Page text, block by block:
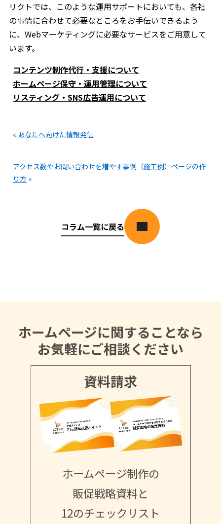
リクトでは、このような運用サポートにおいても、各社
の事情に合わせて必要なところをお手伝いできるよう
に、Webマーケティングに必要なサービスをご用意して
います。
コンテンツ制作代行・支援について
ホームページ保守・運用管理について
リスティング・SNS広告運用について
« あなたへ向けた情報発信
アクセス数やお問い合わせを増やす事例（施工例）ページの作
り方 »
コラム一覧に戻る
ホームページに関することなら
お気軽にご相談ください
資料請求
ホームページ制作の
販促戦略資料と
12のチェックリスト